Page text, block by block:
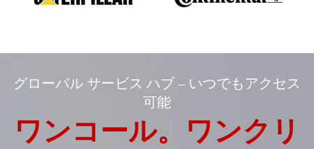
グローバル サービス ハブ – いつでもアクセス
可能
ワンコール。ワンクリ